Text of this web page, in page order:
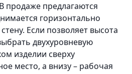
продаже предлагаются
горизонтально
Если позволяет высота
двухуровневую
изделии сверху
место, а внизу – рабочая